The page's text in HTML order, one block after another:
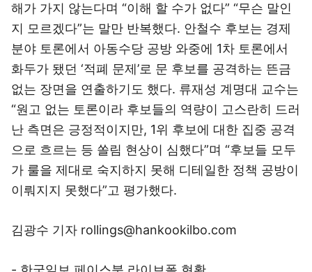
해가 가지 않는다며 “이해 할 수가 없다” “무슨 말인
지 모르겠다”는 말만 반복했다. 안철수 후보는 경제
분야 토론에서 아동수당 공방 와중에 1차 토론에서
화두가 됐던 ‘적폐 문제’로 문 후보를 공격하는 뜬금
없는 장면을 연출하기도 했다. 류재성 계명대 교수는
“원고 없는 토론이라 후보들의 역량이 고스란히 드러
난 측면은 긍정적이지만, 1위 후보에 대한 집중 공격
으로 흐르는 등 쏠림 현상이 심했다”며 “후보들 모두
가 룰을 제대로 숙지하지 못해 디테일한 정책 공방이
이뤄지지 못했다”고 평가했다.
김광수 기자 rollings@hankookilbo.com